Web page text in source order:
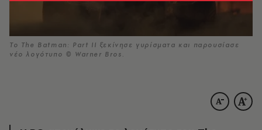
Το The Batman: Part II ξεκίνησε γυρίσματα και παρουσίασε
νέο λογότυπο © Warner Bros.